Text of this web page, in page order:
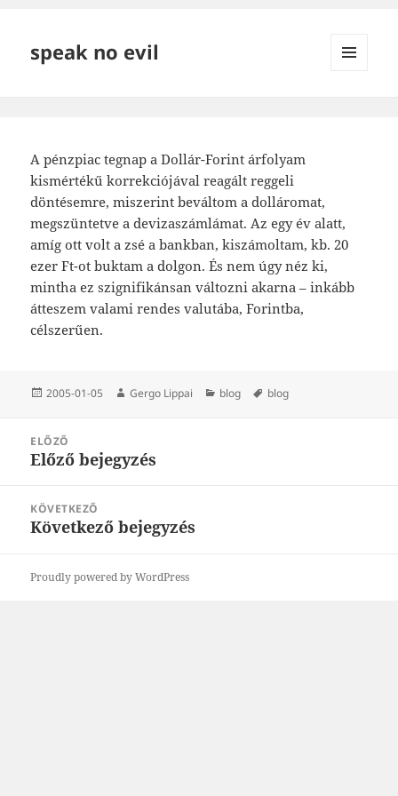
speak no evil
A pénzpiac tegnap a Dollár-Forint árfolyam
kismértékű korrekciójával reagált reggeli
döntésemre, miszerint beváltom a dolláromat,
megszüntetve a devizaszámlámat. Az egy év alatt,
amíg ott volt a zsé a bankban, kiszámoltam, kb. 20
ezer Ft-ot buktam a dolgon. És nem úgy néz ki,
mintha ez szignifikánsan változni akarna – inkább
átteszem valami rendes valutába, Forintba,
célszerűen.
Közzétéve
2005-01-05 Szerző
Gergo Lippai Kategória
blog Címke
blog
navigáció
ELŐZŐ
Korábbi
Előző bejegyzés
KÖVETKEZŐ
Következő
Következő bejegyzés
Proudly powered by WordPress